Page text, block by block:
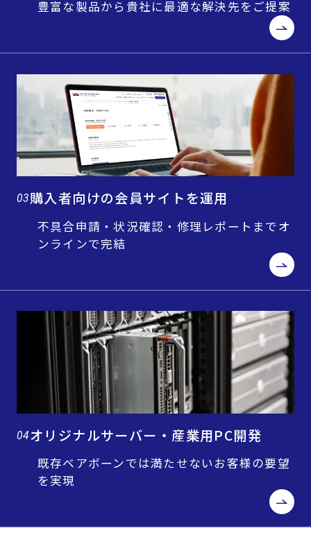
豊富な製品から貴社に最適な解決先をご提案
03購入者向けの会員サイトを運用
不具合申請・状況確認・修理レポートまでオ
ンラインで完結
04オリジナルサーバー・産業用PC開発
既存ベアボーンでは満たせないお客様の要望
を実現